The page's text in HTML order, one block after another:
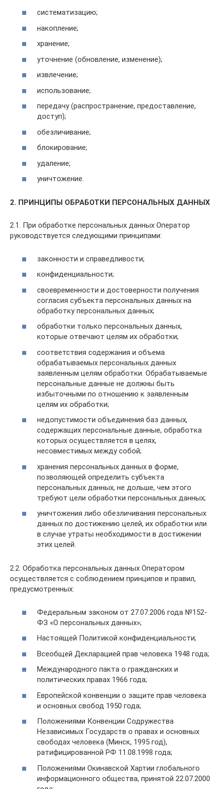
систематизацию;
накопление;
хранение;
уточнение (обновление, изменение);
извлечение;
использование;
передачу (распространение, предоставление,
доступ);
обезличивание;
блокирование;
удаление;
уничтожение.
2. ПРИНЦИПЫ ОБРАБОТКИ ПЕРСОНАЛЬНЫХ ДАННЫХ
2.1. При обработке персональных данных Оператор
руководствуется следующими принципами:
законности и справедливости;
конфиденциальности;
своевременности и достоверности получения
согласия субъекта персональных данных на
обработку персональных данных;
обработки только персональных данных,
которые отвечают целям их обработки;
соответствия содержания и объема
обрабатываемых персональных данных
заявленным целям обработки. Обрабатываемые
персональные данные не должны быть
избыточными по отношению к заявленным
целям их обработки;
недопустимости объединения баз данных,
содержащих персональные данные, обработка
которых осуществляется в целях,
несовместимых между собой;
хранения персональных данных в форме,
позволяющей определить субъекта
персональных данных, не дольше, чем этого
требуют цели обработки персональных данных;
уничтожения либо обезличивания персональных
данных по достижению целей, их обработки или
в случае утраты необходимости в достижении
этих целей.
2.2. Обработка персональных данных Оператором
осуществляется с соблюдением принципов и правил,
предусмотренных:
Федеральным законом от 27.07.2006 года №152-
ФЗ «О персональных данных»;
Настоящей Политикой конфиденциальности;
Всеобщей Декларацией прав человека 1948 года;
Международного пакта о гражданских и
политических правах 1966 года;
Европейской конвенции о защите прав человека
и основных свобод 1950 года;
Положениями Конвенции Содружества
Независимых Государств о правах и основных
свободах человека (Минск, 1995 год),
ратифицированной РФ 11.08.1998 года;
Положениями Окинавской Хартии глобального
информационного общества, принятой 22.07.2000